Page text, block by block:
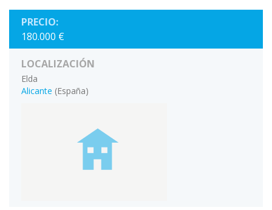
PRECIO:
180.000 €
LOCALIZACIÓN
Elda
Alicante (España)